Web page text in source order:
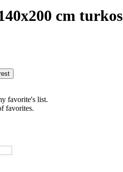
cm turkos
favorite's list.
favorites.